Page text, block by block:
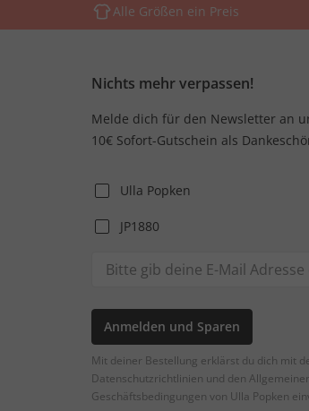
Alle Größen ein Preis
Nichts mehr verpassen!
Melde dich für den Newsletter an
10€ Sofort-Gutschein als
Ulla Popken
JP1880
Anmelden und Sparen
Mit deiner Bestellung erklärst du dich mit
Datenschutzrichtlinien und den
Geschäftsbedingungen von Ulla Popken